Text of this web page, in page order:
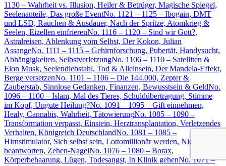
1130 – Wahrheit vs. Illusion, Heiler & Betrüger, Magische Spiegel,
Seelenanteile, Das große EventNo. 1121 – 1125 – Ibogain, DMT
und LSD, Rauchen & Ausdauer, Nach der Spritze, Atomkrieg &
Seelen, Eizellen einfrierenNo. 1116 – 1120 – Sind wir Gott?,
Astralreisen, Ablenkung vom Selbst, Der Kokon, Julian
AssangeNo. 1111 – 1115 – Gehirnforschung, Pubertät, Handysucht,
Abhängigkeiten, SelbstverletzungNo. 1106 – 1110 – Satelliten &
Elon Musk, Seelendiebstahl, Tod & Alleinsein, Der Mandela-Effekt,
Berge versetzenNo. 1101 – 1106 – Die 144.000, Zepter &
Zauberstab, Sinnlose Gedanken, Finanzen, Bewusstsein & GeldNo.
1096 – 1100 – Islam, Mal des Tieres, Schuldübertragung, Stimme
im Kopf, Ungute Heilung?No. 1091 – 1095 – Gift einnehmen,
Healy, Cannabis, Wahrheit, TätowierungNo. 1085 – 1090 –
Transformation verpasst, Einstein, Herztransplantation, Verletzendes
Verhalten, Königreich DeutschlandNo. 1081 – 1085 –
Hirnstimulator, Sich selbst sein, Lottomillionär werden, Nicht
beantworten, Zehen-NagelNo. 1076 – 1080 – Borax,
Körperbehaarung, Lügen, Todesangst, In Klinik gehenNo. 1071 –